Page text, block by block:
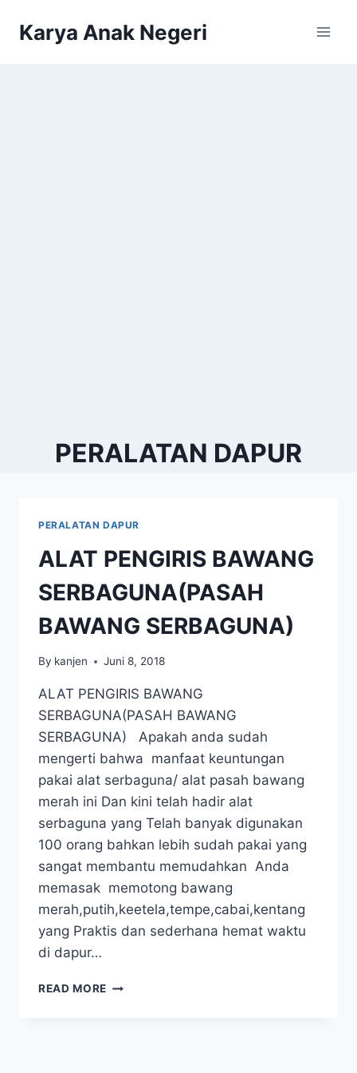
Karya Anak Negeri
PERALATAN DAPUR
PERALATAN DAPUR
ALAT PENGIRIS BAWANG
SERBAGUNA(PASAH
BAWANG SERBAGUNA)
By kanjen Juni 8, 2018
ALAT PENGIRIS BAWANG
SERBAGUNA(PASAH BAWANG
SERBAGUNA) Apakah anda sudah
mengerti bahwa manfaat keuntungan
pakai alat serbaguna/ alat pasah bawang
merah ini Dan kini telah hadir alat
serbaguna yang Telah banyak digunakan
100 orang bahkan lebih sudah pakai yang
sangat membantu memudahkan Anda
memasak memotong bawang
merah,putih,keetela,tempe,cabai,kentang
yang Praktis dan sederhana hemat waktu
di dapur…
READ MORE